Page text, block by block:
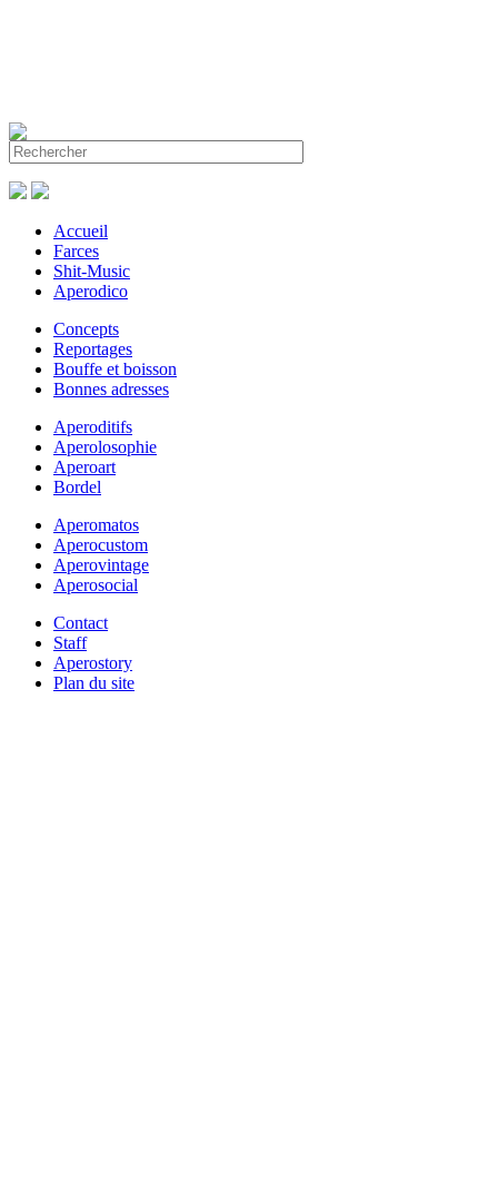
Accueil
Farces
Shit-Music
Aperodico
Concepts
Reportages
Bouffe et boisson
Bonnes adresses
Aperoditifs
Aperolosophie
Aperoart
Bordel
Aperomatos
Aperocustom
Aperovintage
Aperosocial
Contact
Staff
Aperostory
Plan du site